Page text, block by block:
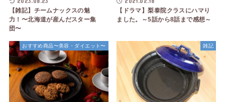
【雑記】チームナックスの魅
力！〜北海道が産んだスター集
団〜
【ドラマ】梨泰院クラスにハマり
ました。～5話から8話まで感想～
おすすめ商品〜美容・ダイエット〜 雑記